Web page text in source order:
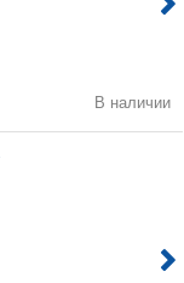
В наличии